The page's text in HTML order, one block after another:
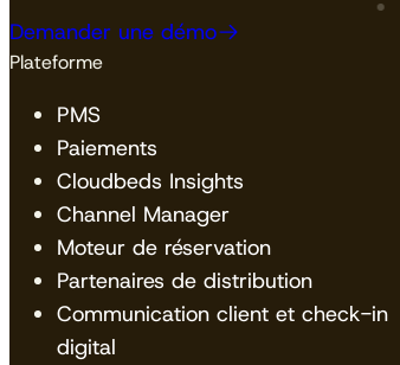
Demander une démo
Plateforme
PMS
Paiements
Cloudbeds Insights
Channel Manager
Moteur de réservation
Partenaires de distribution
Communication client et check-in
digital